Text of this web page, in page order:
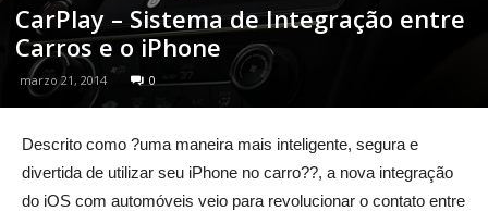
CarPlay – Sistema de Integração entre
Carros e o iPhone
marzo 21, 2014 0
Descrito como ?uma maneira mais inteligente, segura e
divertida de utilizar seu iPhone no carro??, a nova integração
do iOS com automóveis veio para revolucionar o contato entre